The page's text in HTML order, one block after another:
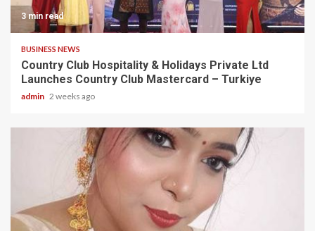
3 min read
BUSINESS NEWS
Country Club Hospitality & Holidays Private Ltd
Launches Country Club Mastercard – Turkiye
admin 2 weeks ago